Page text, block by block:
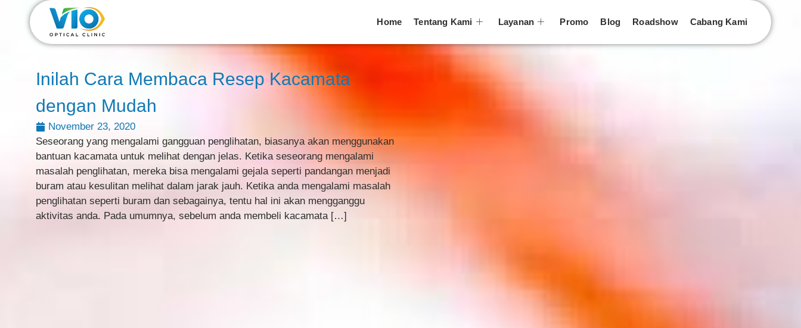
Home Tentang Kami Layanan Promo Blog Roadshow Cabang Kami
Inilah Cara Membaca Resep Kacamata
dengan Mudah
November 23, 2020
Seseorang yang mengalami gangguan penglihatan, biasanya akan menggunakan
bantuan kacamata untuk melihat dengan jelas. Ketika seseorang mengalami
masalah penglihatan, mereka bisa mengalami gejala seperti pandangan menjadi
buram atau kesulitan melihat dalam jarak jauh. Ketika anda mengalami masalah
penglihatan seperti buram dan sebagainya, tentu hal ini akan mengganggu
aktivitas anda. Pada umumnya, sebelum anda membeli kacamata […]